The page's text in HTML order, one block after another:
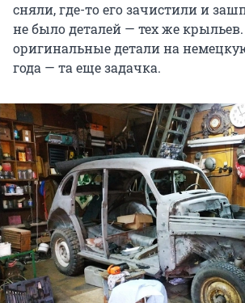
сняли, где-то его зачистили и
не было деталей — тех же
оригинальные детали на
года — та еще задачка.